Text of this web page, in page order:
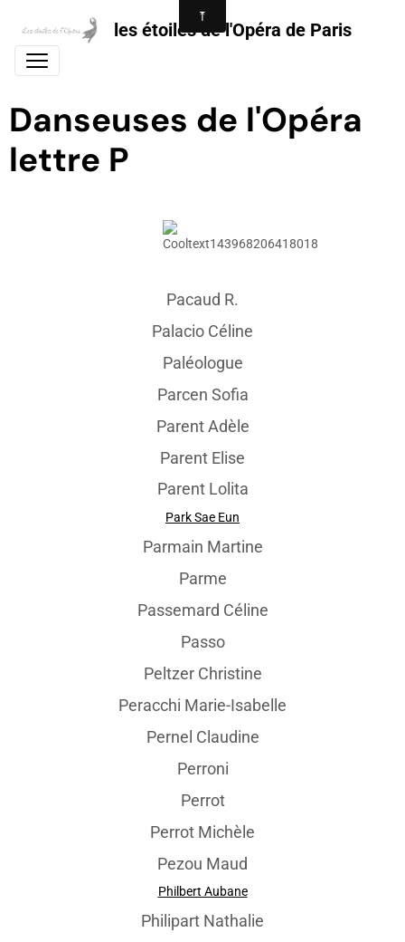
les étoiles de l'Opéra de Paris
Danseuses de l'Opéra
lettre P
Pacaud R.
Palacio Céline
Paléologue
Parcen Sofia
Parent Adèle
Parent Elise
Parent Lolita
Park Sae Eun
Parmain Martine
Parme
Passemard Céline
Passo
Peltzer Christine
Peracchi Marie-Isabelle
Pernel Claudine
Perroni
Perrot
Perrot Michèle
Pezou Maud
Philbert Aubane
Philipart Nathalie